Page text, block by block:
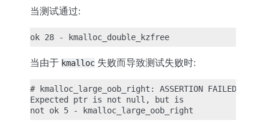
当测试通过:
当由于 kmalloc 失败而导致测试失败时:
# kmalloc_large_oob_right: ASSERTION FAILED at
Expected ptr is not null, but is